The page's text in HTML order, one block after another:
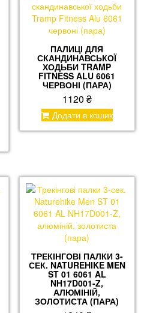
ПАЛИЦІ ДЛЯ
СКАНДИНАВСЬКОЇ
ХОДЬБИ TRAMP
FITNESS ALU 6061
ЧЕРВОНІ (ПАРА)
1120 ₴
Додати в кошик
ТРЕКІНГОВІ ПАЛКИ 3-
СЕК. NATUREHIKE MEN
ST 01 6061 AL
NH17D001-Z,
АЛЮМІНІЙ,
ЗОЛОТИСТА (ПАРА)